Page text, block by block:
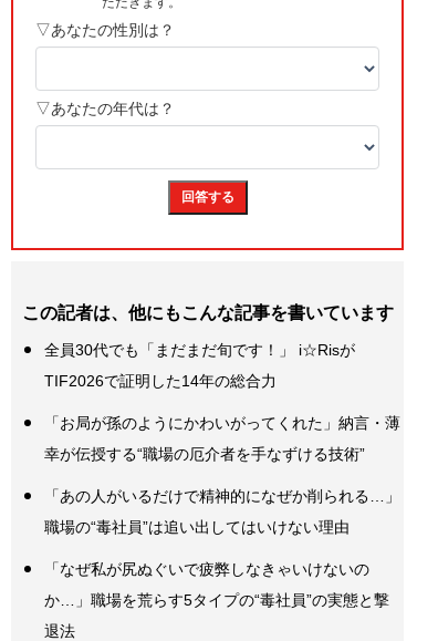
この記者は、他にもこんな記事を書いています
全員30代でも「まだまだ旬です！」 i☆Risが
TIF2026で証明した14年の総合力
「お局が孫のようにかわいがってくれた」納言・薄
幸が伝授する“職場の厄介者を手なずける技術”
「あの人がいるだけで精神的になぜか削られる…」
職場の“毒社員”は追い出してはいけない理由
「なぜ私が尻ぬぐいで疲弊しなきゃいけないの
か…」職場を荒らす5タイプの“毒社員”の実態と撃
退法